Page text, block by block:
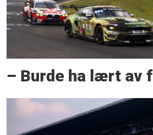
– Burde ha lært av